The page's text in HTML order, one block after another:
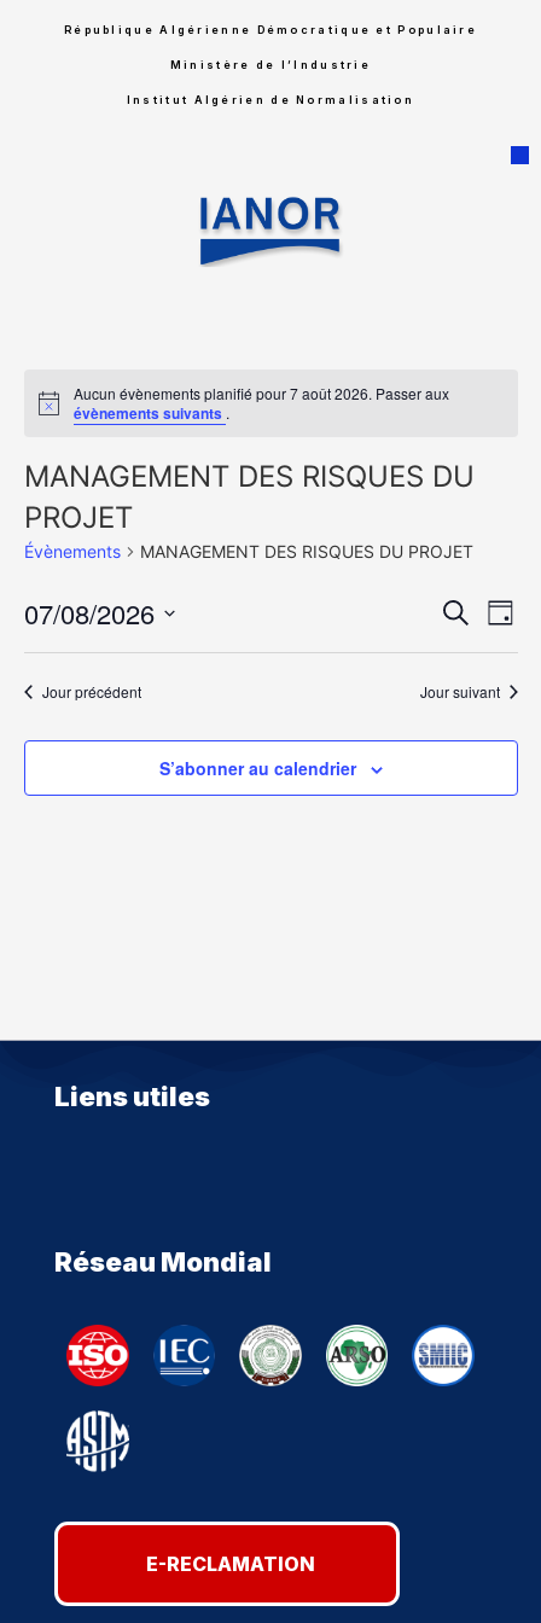
République Algérienne Démocratique et Populaire
Ministère de l’Industrie
Institut Algérien de Normalisation
Notice
Aucun évènements planifié pour 7 août 2026. Passer aux
évènements suivants .
MANAGEMENT DES RISQUES DU
PROJET
Évènements MANAGEMENT DES RISQUES DU PROJET
et
de
vues
Recherche
de
Jour
07/08/2026
une
date.Jour précédent Jour suivant
S’abonner au calendrier
Liens utiles
Réseau Mondial
E-RECLAMATION